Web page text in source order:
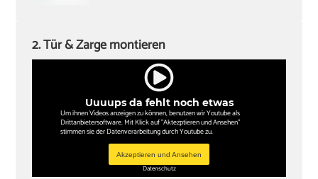
Uuuups da fehlt noch etwas
Um ihnen Videos anzeigen zu können, benutzen wir Youtube als
Drittanbietersoftware. Mit Klick auf "Aktezptieren und Ansehen"
stimmen sie der Datenverarbeitung durch Youtube zu.
Akzeptieren und Ansehen
Datenschutz
2. Tür & Zarge montieren